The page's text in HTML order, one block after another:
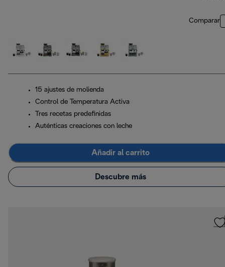
Comparar
15 ajustes de molienda
Control de Temperatura Activa
Tres recetas predefinidas
Auténticas creaciones con leche
Añadir al carrito
Descubre más